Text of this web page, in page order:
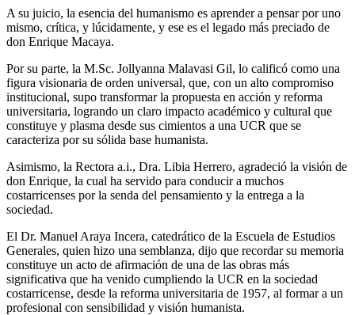
A su juicio, la esencia del humanismo es aprender a pensar por uno
mismo, crítica, y lúcidamente, y ese es el legado más preciado de
don Enrique Macaya.
Por su parte, la M.Sc. Jollyanna Malavasi Gil, lo calificó como una
figura visionaria de orden universal, que, con un alto compromiso
institucional, supo transformar la propuesta en acción y reforma
universitaria, logrando un claro impacto académico y cultural que
constituye y plasma desde sus cimientos a una UCR que se
caracteriza por su sólida base humanista.
Asimismo, la Rectora a.i., Dra. Libia Herrero, agradeció la visión de
don Enrique, la cual ha servido para conducir a muchos
costarricenses por la senda del pensamiento y la entrega a la
sociedad.
El Dr. Manuel Araya Incera, catedrático de la Escuela de Estudios
Generales, quien hizo una semblanza, dijo que recordar su memoria
constituye un acto de afirmación de una de las obras más
significativa que ha venido cumpliendo la UCR en la sociedad
costarricense, desde la reforma universitaria de 1957, al formar a un
profesional con sensibilidad y visión humanista.